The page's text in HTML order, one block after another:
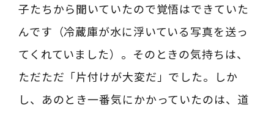
子たちから聞いていたので覚悟はできていた
んです（冷蔵庫が水に浮いている写真を送っ
てくれていました）。そのときの気持ちは、
ただただ「片付けが大変だ」でした。しか
し、あのとき一番気にかかっていたのは、道